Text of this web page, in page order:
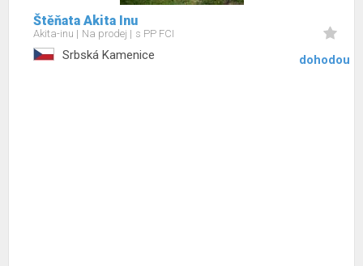
Štěňata Akita Inu
Akita-inu Na prodej s PP FCI
Srbská Kamenice dohodou